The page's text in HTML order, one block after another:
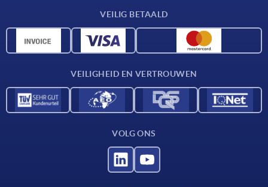
CAD-gegevens
VEILIG BETAALD
VEILIGHEID EN VERTROUWEN
VOLG ONS